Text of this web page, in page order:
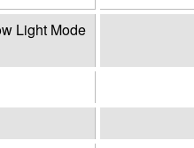
Light Mode